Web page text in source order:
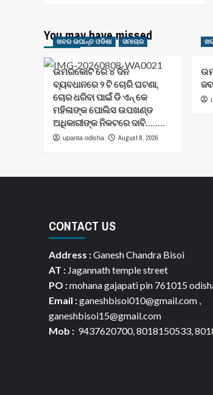
You may have missed
ଖବର ଉପାନ୍ତ ଓଡିଶା ସମାଚାର
ଉମରକୋଟ ରେ ୪ ଦିନ
ବ୍ୟବଧାନରେ ୨ ଟି ଚୋରି ଘଟଣା,
ଚୋର ଧରିବା ପାଇଁ ଡି ଏନ୍ କେ
ମହିଳାଙ୍କ ପୋଲିସ ଉପଖଣ୍ଡ
ଅଧିକାରୀଙ୍କ ନିକଟରେ ଦାବି……..
upanta odisha August 8, 2026
CONTACT US
Address :Ganesh Chandra Bisoi
AT :Jagannath temple street
PO :mohana gajapati pin 761015
Email :ganeshbisoi010@gmail.com ,
ganeshbisoi15@gmail.com
Mob :9437620700, 8018150533,